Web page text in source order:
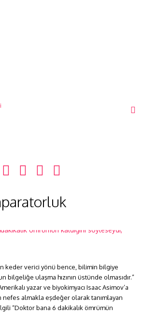
keder verici yönü bence, bilimin bilgiye
bilgeliğe ulaşma hızının üstünde olmasıdır.”
yazar ve biyokimyacı Isaac Asimov’a
nefes almakla eşdeğer olarak tanımlayan
“Doktor bana 6 dakikalık ömrümün